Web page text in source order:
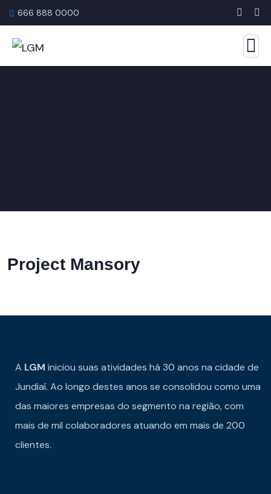
666 888 0000
Project Mansory
A LGM iniciou suas atividades há 30 anos na cidade de
Jundiaí. Ao longo destes anos se consolidou como uma
das maiores empresas do segmento na região, com
mais de mil colaboradores atuando em mais de 200
clientes.